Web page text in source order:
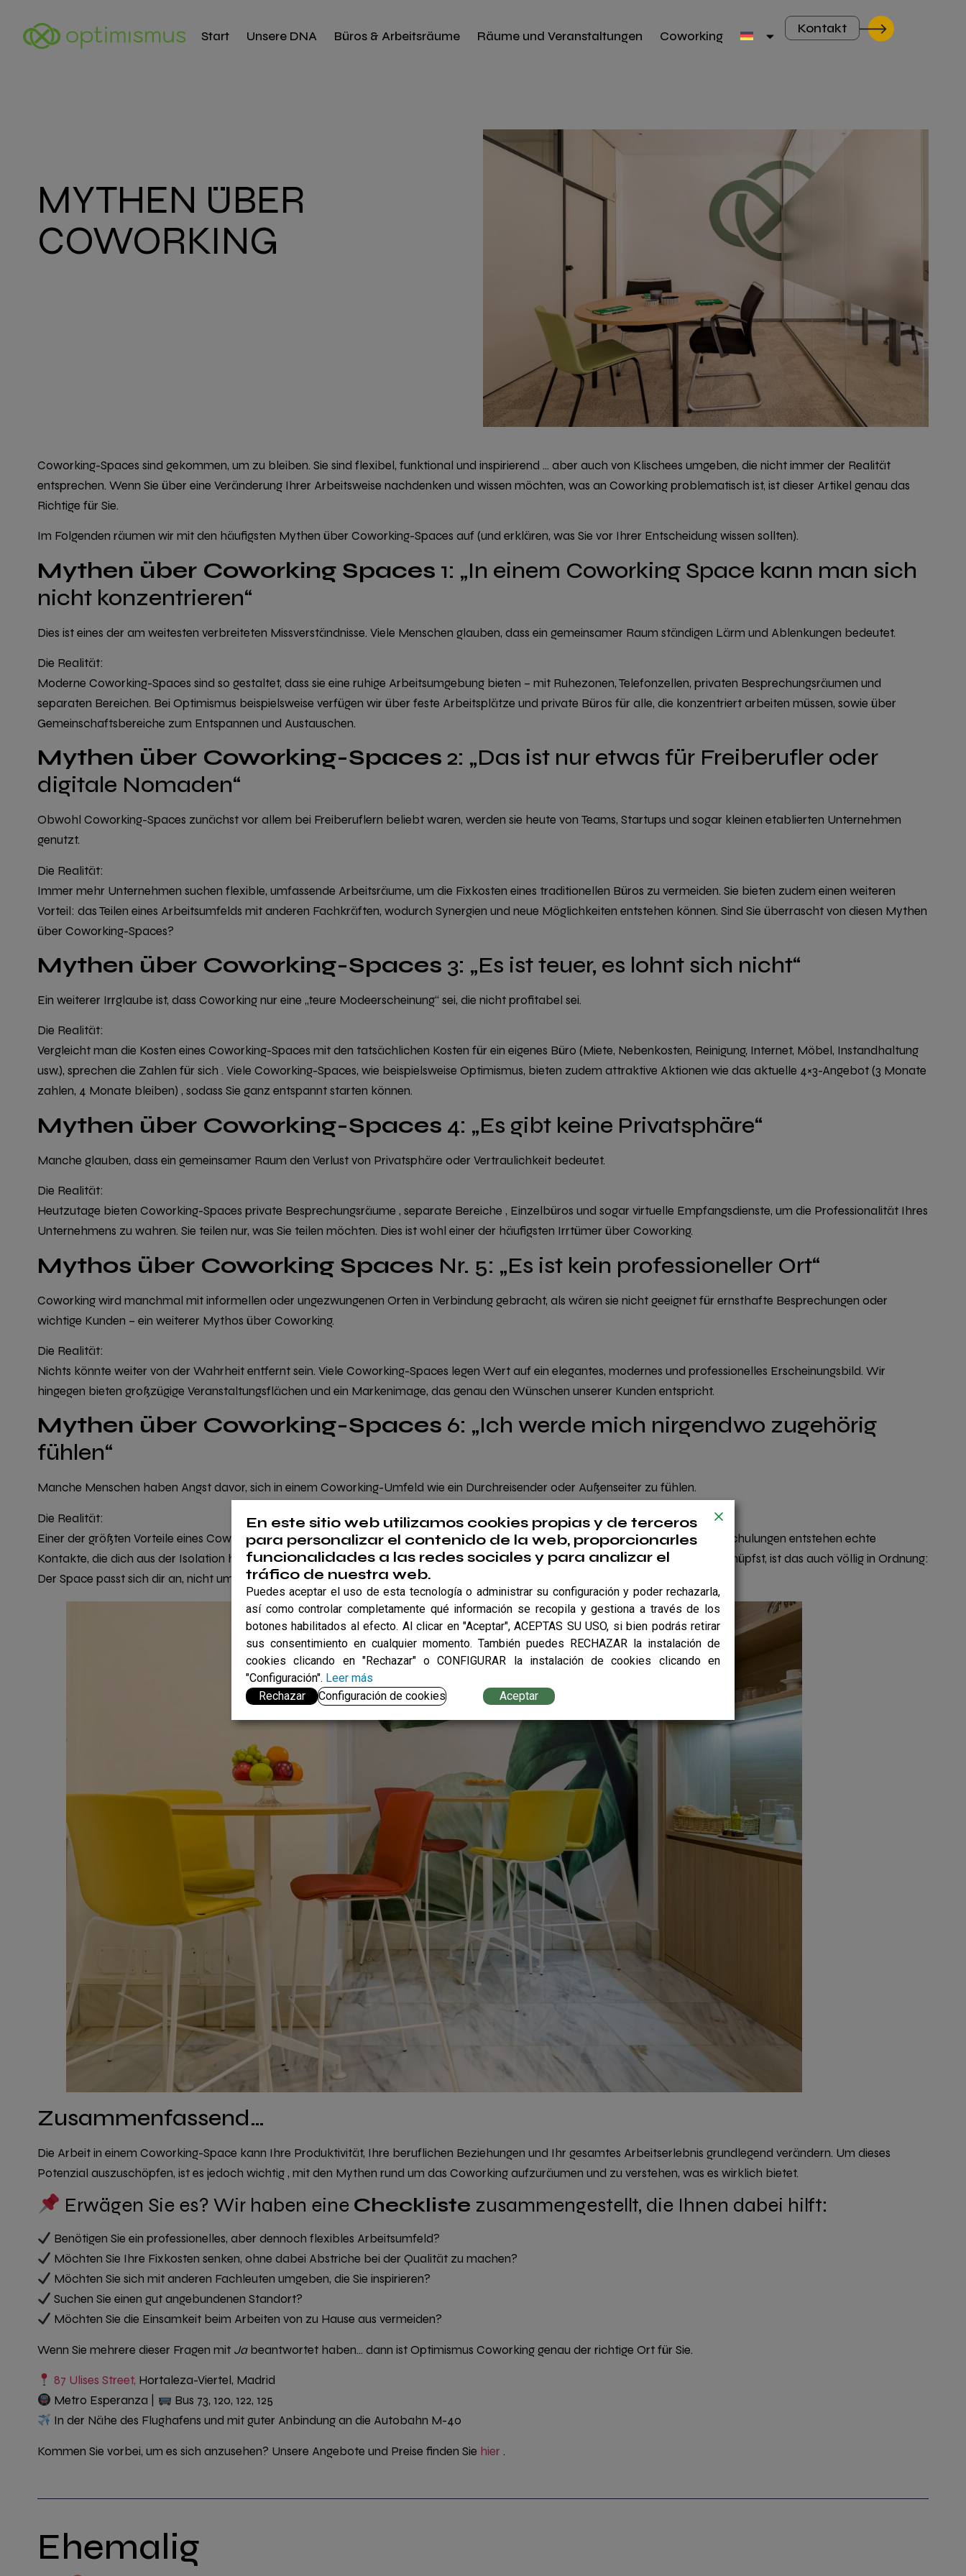
Start Unsere DNA Büros & Arbeitsräume Räume und Veranstaltungen Coworking
Kontakt
MYTHEN ÜBER
COWORKING
Coworking-Spaces sind gekommen, um zu bleiben. Sie sind flexibel, funktional und inspirierend … aber auch von Klischees umgeben, die nicht immer der Realität
entsprechen. Wenn Sie über eine Veränderung Ihrer Arbeitsweise nachdenken und wissen möchten, was an Coworking problematisch ist, ist dieser Artikel genau das
Richtige für Sie.
Im Folgenden räumen wir mit den häufigsten Mythen über Coworking-Spaces auf (und erklären, was Sie vor Ihrer Entscheidung wissen sollten).
Mythen über Coworking Spaces 1: „In einem Coworking Space kann man sich
nicht konzentrieren“
Dies ist eines der am weitesten verbreiteten Missverständnisse. Viele Menschen glauben, dass ein gemeinsamer Raum ständigen Lärm und Ablenkungen bedeutet.
Die Realität:
Moderne Coworking-Spaces sind so gestaltet, dass sie eine ruhige Arbeitsumgebung bieten – mit Ruhezonen, Telefonzellen, privaten Besprechungsräumen und
separaten Bereichen. Bei Optimismus beispielsweise verfügen wir über feste Arbeitsplätze und private Büros für alle, die konzentriert arbeiten müssen, sowie über
Gemeinschaftsbereiche zum Entspannen und Austauschen.
Mythen über Coworking-Spaces 2: „Das ist nur etwas für Freiberufler oder
digitale Nomaden“
Obwohl Coworking-Spaces zunächst vor allem bei Freiberuflern beliebt waren, werden sie heute von Teams, Startups und sogar kleinen etablierten Unternehmen
genutzt.
Die Realität:
Immer mehr Unternehmen suchen flexible, umfassende Arbeitsräume, um die Fixkosten eines traditionellen Büros zu vermeiden. Sie bieten zudem einen weiteren
Vorteil: das Teilen eines Arbeitsumfelds mit anderen Fachkräften, wodurch Synergien und neue Möglichkeiten entstehen können. Sind Sie überrascht von diesen Mythen
über Coworking-Spaces?
Mythen über Coworking-Spaces 3: „Es ist teuer, es lohnt sich nicht“
Ein weiterer Irrglaube ist, dass Coworking nur eine „teure Modeerscheinung“ sei, die nicht profitabel sei.
Die Realität:
Vergleicht man die Kosten eines Coworking-Spaces mit den tatsächlichen Kosten für ein eigenes Büro (Miete, Nebenkosten, Reinigung, Internet, Möbel, Instandhaltung
usw.), sprechen die Zahlen für sich . Viele Coworking-Spaces, wie beispielsweise Optimismus, bieten zudem attraktive Aktionen wie das aktuelle 4×3-Angebot (3 Monate
zahlen, 4 Monate bleiben) , sodass Sie ganz entspannt starten können.
Mythen über Coworking-Spaces 4: „Es gibt keine Privatsphäre“
Manche glauben, dass ein gemeinsamer Raum den Verlust von Privatsphäre oder Vertraulichkeit bedeutet.
Die Realität:
Heutzutage bieten Coworking-Spaces private Besprechungsräume , separate Bereiche , Einzelbüros und sogar virtuelle Empfangsdienste, um die Professionalität Ihres
Unternehmens zu wahren. Sie teilen nur, was Sie teilen möchten. Dies ist wohl einer der häufigsten Irrtümer über Coworking.
Mythos über Coworking Spaces Nr. 5: „Es ist kein professioneller Ort“
Coworking wird manchmal mit informellen oder ungezwungenen Orten in Verbindung gebracht, als wären sie nicht geeignet für ernsthafte Besprechungen oder
wichtige Kunden – ein weiterer Mythos über Coworking.
Die Realität:
Nichts könnte weiter von der Wahrheit entfernt sein. Viele Coworking-Spaces legen Wert auf ein elegantes, modernes und professionelles Erscheinungsbild. Wir
hingegen bieten großzügige Veranstaltungsflächen und ein Markenimage, das genau den Wünschen unserer Kunden entspricht.
Mythen über Coworking-Spaces 6: „Ich werde mich nirgendwo zugehörig
fühlen“
Manche Menschen haben Angst davor, sich in einem Coworking-Umfeld wie ein Durchreisender oder Außenseiter zu fühlen.
Die Realität:
Einer der größten Vorteile eines Coworking-Spaces ist dieGemeinschaft. Von gemeinsamen Kaffeepausen über Events bis hin zu Schulungen entstehen echte
Kontakte, die dich aus der Isolation holen und dich zu persönlichem Wachstum inspirieren. Und wenn du nicht so gerne Kontakte knüpfst, ist das auch völlig in Ordnung:
Der Space passt sich dir an, nicht umgekehrt.
Zusammenfassend…
Die Arbeit in einem Coworking-Space kann Ihre Produktivität, Ihre beruflichen Beziehungen und Ihr gesamtes Arbeitserlebnis grundlegend verändern. Um dieses
Potenzial auszuschöpfen, ist es jedoch wichtig, mit den Mythen rund um das Coworking aufzuräumen und zu verstehen, was es wirklich bietet.
Erwägen Sie es? Wir haben eine Checkliste zusammengestellt, die Ihnen dabei hilft:
Benötigen Sie ein professionelles, aber dennoch flexibles Arbeitsumfeld?
Möchten Sie Ihre Fixkosten senken, ohne dabei Abstriche bei der Qualität zu machen?
Möchten Sie sich mit anderen Fachleuten umgeben, die Sie inspirieren?
Suchen Sie einen gut angebundenen Standort?
Möchten Sie die Einsamkeit beim Arbeiten von zu Hause aus vermeiden?
Wenn Sie mehrere dieser Fragen mit Jabeantwortet haben… dann istOptimismus Coworkinggenau der richtige Ort für Sie.
87 Ulises Street, Hortaleza-Viertel, Madrid
Metro Esperanza |
Bus 73, 120, 122, 125
In der Nähe des Flughafens und mit guter Anbindung an die Autobahn M-40
Kommen Sie vorbei, um es sich anzusehen? Unsere Angebote und Preise finden Sie hier .
Ehemalig
En este sitio web utilizamos cookies propias y de terceros
para personalizar el contenido de la web, proporcionarles
funcionalidades a las redes sociales y para analizar el
tráfico de nuestra web.
Puedes aceptar el uso de esta tecnología o administrar su configuración y poder rechazarla,
así como controlar completamente qué información se recopila y gestiona a través de los
botones habilitados al efecto. Al clicar en "Aceptar", ACEPTAS SU USO, si bien podrás retirar
sus consentimiento en cualquier momento. También puedes RECHAZAR la instalación de
cookies clicando en "Rechazar" o CONFIGURAR la instalación de cookies clicando en
"Configuración". Leer más
Rechazar
Configuración de cookies Aceptar